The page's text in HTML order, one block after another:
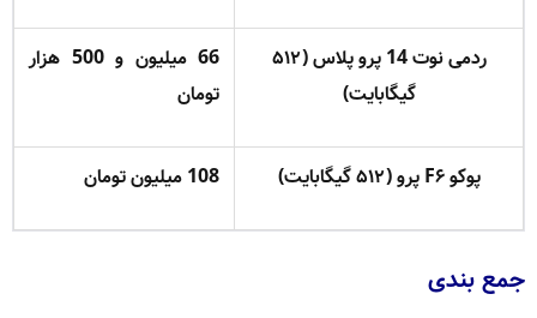
ردمی نوت 14 پرو پلاس (۵۱۲
گیگابایت)
66 میلیون و 500 هزار
تومان
پوکو F۶ پرو (۵۱۲ گیگابایت) 108 میلیون تومان
جمع بندی